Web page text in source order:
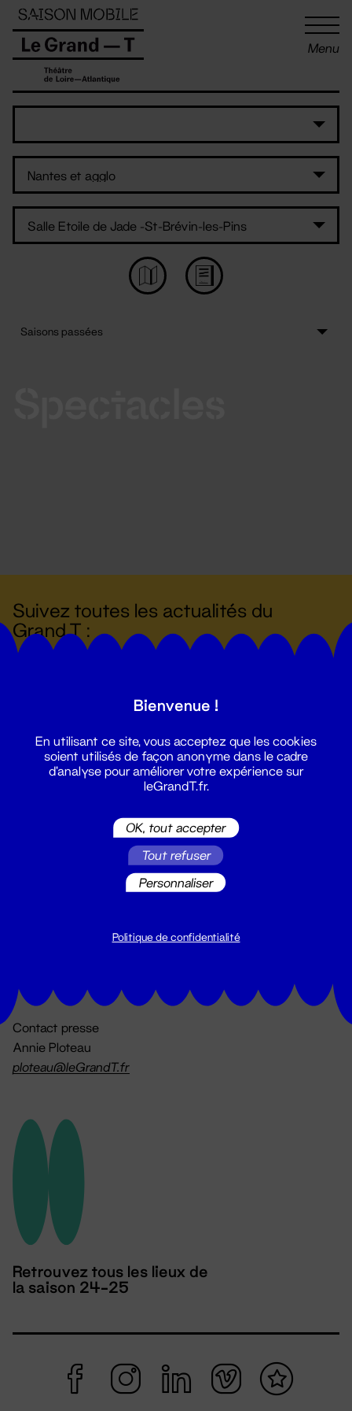
Menu
Suivez toutes les actualités du
Grand T :
billetterie@leGrandT.fr
Contact presse
Annie Ploteau
ploteau@leGrandT.fr
Retrouvez tous les lieux de
la saison 24-25
Panneau de gestion des cookies
Bienvenue !
En utilisant ce site, vous acceptez que les cookies
soient utilisés de façon anonyme dans le cadre
d'analyse pour améliorer votre expérience sur
leGrandT.fr.
OK, tout accepter
Tout refuser
Personnaliser
Politique de confidentialité